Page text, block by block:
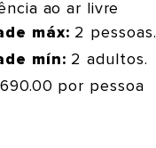
ao ar livre
máx: 2 pessoas.
mín: 2 adultos.
por pessoa